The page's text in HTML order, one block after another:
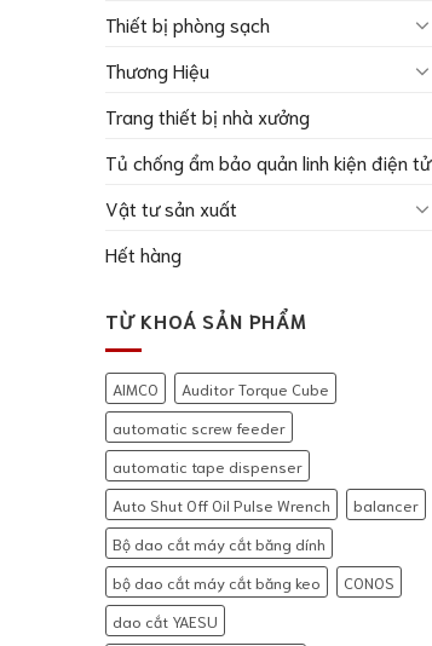
Thiết bị phòng sạch
Thương Hiệu
Trang thiết bị nhà xưởng
Tủ chống ẩm bảo quản linh kiện điện tử
Vật tư sản xuất
Hết hàng
TỪ KHOÁ SẢN PHẨM
AIMCO
Auditor Torque Cube
automatic screw feeder
automatic tape dispenser
Auto Shut Off Oil Pulse Wrench
balancer
Bộ dao cắt máy cắt băng dính
bộ dao cắt máy cắt băng keo
CONOS
dao cắt YAESU